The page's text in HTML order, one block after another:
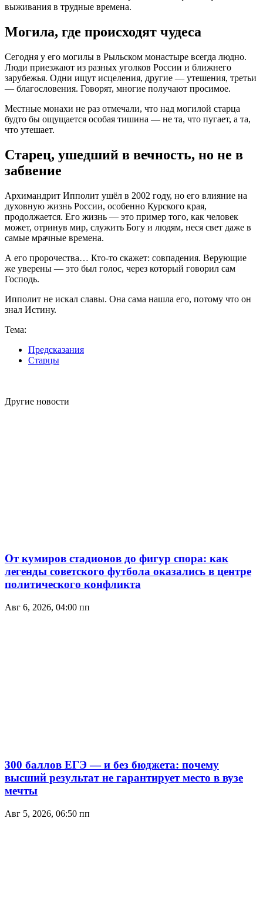
выживания в трудные времена.
Могила, где происходят чудеса
Сегодня у его могилы в Рыльском монастыре всегда людно.
Люди приезжают из разных уголков России и ближнего
зарубежья. Одни ищут исцеления, другие — утешения, третьи
— благословения. Говорят, многие получают просимое.
Местные монахи не раз отмечали, что над могилой старца
будто бы ощущается особая тишина — не та, что пугает, а та,
что утешает.
Старец, ушедший в вечность, но не в
забвение
Архимандрит Ипполит ушёл в 2002 году, но его влияние на
духовную жизнь России, особенно Курского края,
продолжается. Его жизнь — это пример того, как человек
может, отринув мир, служить Богу и людям, неся свет даже в
самые мрачные времена.
А его пророчества… Кто-то скажет: совпадения. Верующие
же уверены — это был голос, через который говорил сам
Господь.
Ипполит не искал славы. Она сама нашла его, потому что он
знал Истину.
Тема:
Предсказания
Старцы
Другие новости
От кумиров стадионов до фигур спора: как
легенды советского футбола оказались в центре
политического конфликта
Авг 6, 2026, 04:00 пп
300 баллов ЕГЭ — и без бюджета: почему
высший результат не гарантирует место в вузе
мечты
Авг 5, 2026, 06:50 пп